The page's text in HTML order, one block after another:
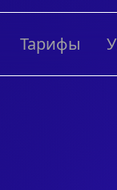
Тарифы